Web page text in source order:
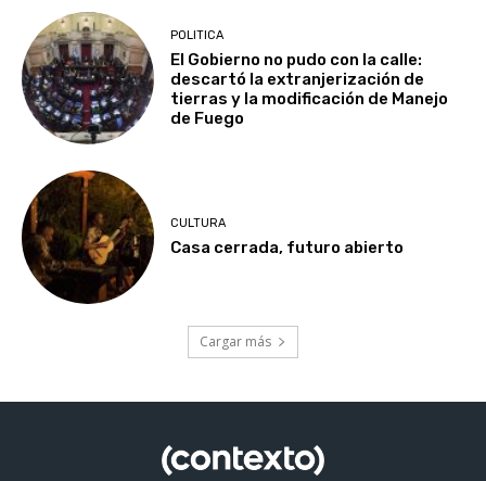
POLITICA
El Gobierno no pudo con la calle:
descartó la extranjerización de
tierras y la modificación de Manejo
de Fuego
CULTURA
Casa cerrada, futuro abierto
Cargar más